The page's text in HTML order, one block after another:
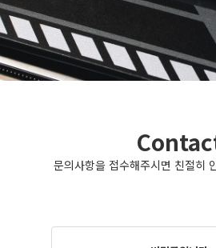
문의사항을 접수해주시면 친절히